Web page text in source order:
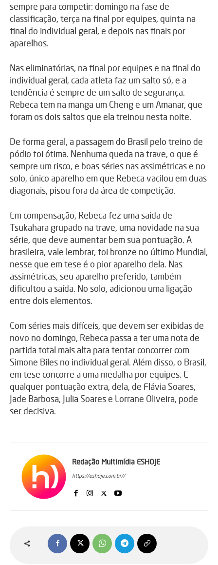
sempre para competir: domingo na fase de
classificação, terça na final por equipes, quinta na
final do individual geral, e depois nas finais por
aparelhos.
Nas eliminatórias, na final por equipes e na final do
individual geral, cada atleta faz um salto só, e a
tendência é sempre de um salto de segurança.
Rebeca tem na manga um Cheng e um Amanar, que
foram os dois saltos que ela treinou nesta noite.
De forma geral, a passagem do Brasil pelo treino de
pódio foi ótima. Nenhuma queda na trave, o que é
sempre um risco, e boas séries nas assimétricas e no
solo, único aparelho em que Rebeca vacilou em duas
diagonais, pisou fora da área de competição.
Em compensação, Rebeca fez uma saída de
Tsukahara grupado na trave, uma novidade na sua
série, que deve aumentar bem sua pontuação. A
brasileira, vale lembrar, foi bronze no último Mundial,
nesse que em tese é o pior aparelho dela. Nas
assimétricas, seu aparelho preferido, também
dificultou a saída. No solo, adicionou uma ligação
entre dois elementos.
Com séries mais difíceis, que devem ser exibidas de
novo no domingo, Rebeca passa a ter uma nota de
partida total mais alta para tentar concorrer com
Simone Biles no individual geral. Além disso, o Brasil,
em tese concorre a uma medalha por equipes. E
qualquer pontuação extra, dela, de Flávia Soares,
Jade Barbosa, Julia Soares e Lorrane Oliveira, pode
ser decisiva.
Redação Multimídia ESHOJE
https://eshoje.com.br//